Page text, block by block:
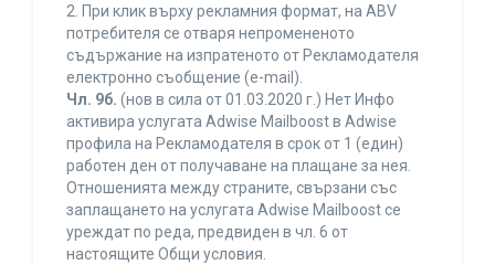
2. При клик върху рекламния формат, на ABV
потребителя се отваря непромененото
съдържание на изпратеното от Рекламодателя
електронно съобщение (e-mail).
Чл. 9б. (нов в сила от 01.03.2020 г.) Нет Инфо
активира услугата Adwise Mailboost в Adwise
профила на Рекламодателя в срок от 1 (един)
работен ден от получаване на плащане за нея.
Отношенията между страните, свързани със
заплащането на услугата Adwise Mailboost се
уреждат по реда, предвиден в чл. 6 от
настоящите Общи условия.